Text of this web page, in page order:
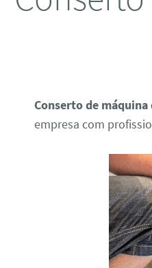
Conserto de máquina
empresa com